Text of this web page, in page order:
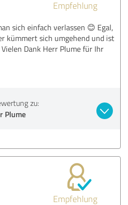
Empfehlung
sich einfach verlassen 😊 Egal,
kümmert sich umgehend und ist
Dank Herr Plume für Ihr
zu:
Plume
Empfehlung